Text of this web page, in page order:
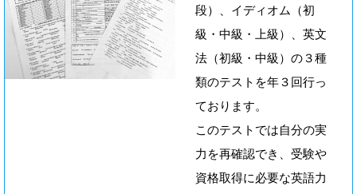
段）、イディオム（初
級・中級・上級）、英文
法（初級・中級）の３種
類のテストを年３回行っ
ております。
このテストでは自分の実
力を再確認でき、受験や
資格取得に必要な英語力